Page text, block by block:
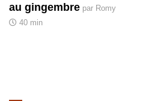
au gingembre par Romy
40 min